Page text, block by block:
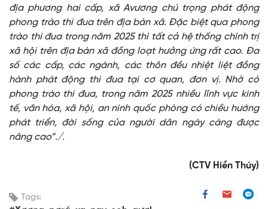
địa phương hai cấp, xã Avương chú trọng phát động
phong trào thi đua trên địa bàn xã. Đặc biệt qua phong
trào thi đua trong năm 2025 thì tất cả hệ thống chính trị
xã hội trên địa bàn xã đồng loạt hưởng ứng rất cao. Đa
số các cấp, các ngành, các thôn đều nhiệt liệt đồng
hành phát động thi đua tại cơ quan, đơn vị. Nhờ có
phong trào thi đua, trong năm 2025 nhiều lĩnh vực kinh
tế, văn hóa, xã hội, an ninh quốc phòng có chiều hướng
phát triển, đời sống của người dân ngày càng được
nâng cao”./.
(CTV Hiền Thúy)
Tags: